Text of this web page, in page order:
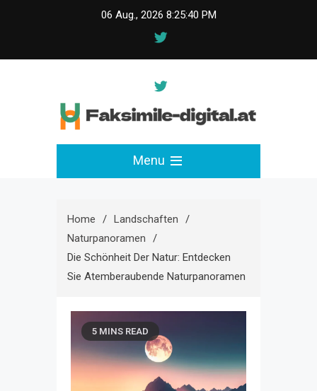
06 Aug., 2026 8:25:40 PM
faksimile-digital.at
Menu
Home
Landschaften
Naturpanoramen
Die Schönheit Der Natur: Entdecken
Sie Atemberaubende Naturpanoramen
5 MINS READ